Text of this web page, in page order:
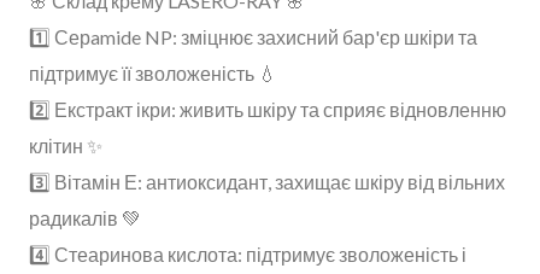
1️⃣ Серamide NP: зміцнює захисний бар'єр шкіри та
підтримує її зволоженість 💧
2️⃣ Екстракт ікри: живить шкіру та сприяє відновленню
клітин ✨
3️⃣ Вітамін Е: антиоксидант, захищає шкіру від вільних
радикалів 💚
4️⃣ Стеаринова кислота: підтримує зволоженість і